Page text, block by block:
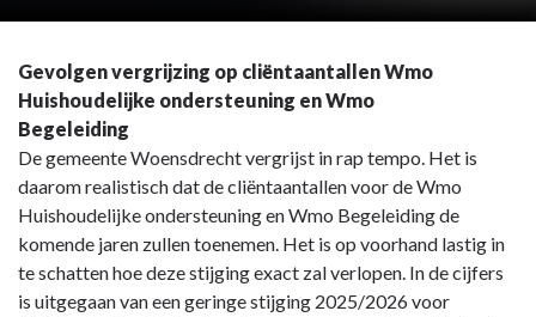
Gevolgen vergrijzing op cliëntaantallen Wmo
Huishoudelijke ondersteuning en Wmo
Begeleiding
De gemeente Woensdrecht vergrijst in rap tempo. Het is
daarom realistisch dat de cliëntaantallen voor de Wmo
Huishoudelijke ondersteuning en Wmo Begeleiding de
komende jaren zullen toenemen. Het is op voorhand lastig in
te schatten hoe deze stijging exact zal verlopen. In de cijfers
is uitgegaan van een geringe stijging 2025/2026 voor